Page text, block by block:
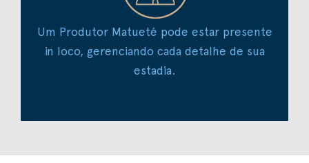
Um Produtor Matueté pode estar presente
in loco, gerenciando cada detalhe de sua
estadia.